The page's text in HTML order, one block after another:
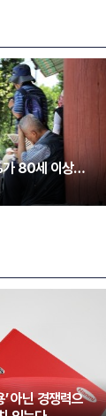
가 80세 이상…
아닌 경쟁력으